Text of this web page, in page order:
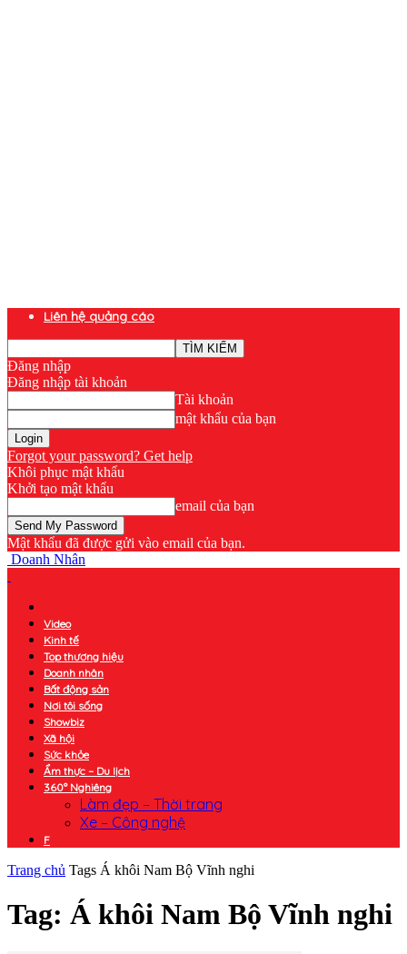
Liên hệ quảng cáo
Đăng nhập
Đăng nhập tài khoản
Tài khoản
mật khẩu của bạn
Forgot your password? Get help
Khôi phục mật khẩu
Khởi tạo mật khẩu
email của bạn
Mật khẩu đã được gửi vào email của bạn.
Doanh Nhân
Video
Kinh tế
Top thương hiệu
Doanh nhân
Bất động sản
Nơi tôi sống
Showbiz
Xã hội
Sức khỏe
Ẩm thực – Du lịch
360° Nghiêng
Làm đẹp – Thời trang
Xe – Công nghệ
F
Trang chủ Tags Á khôi Nam Bộ Vĩnh nghi
Tag: Á khôi Nam Bộ Vĩnh nghi